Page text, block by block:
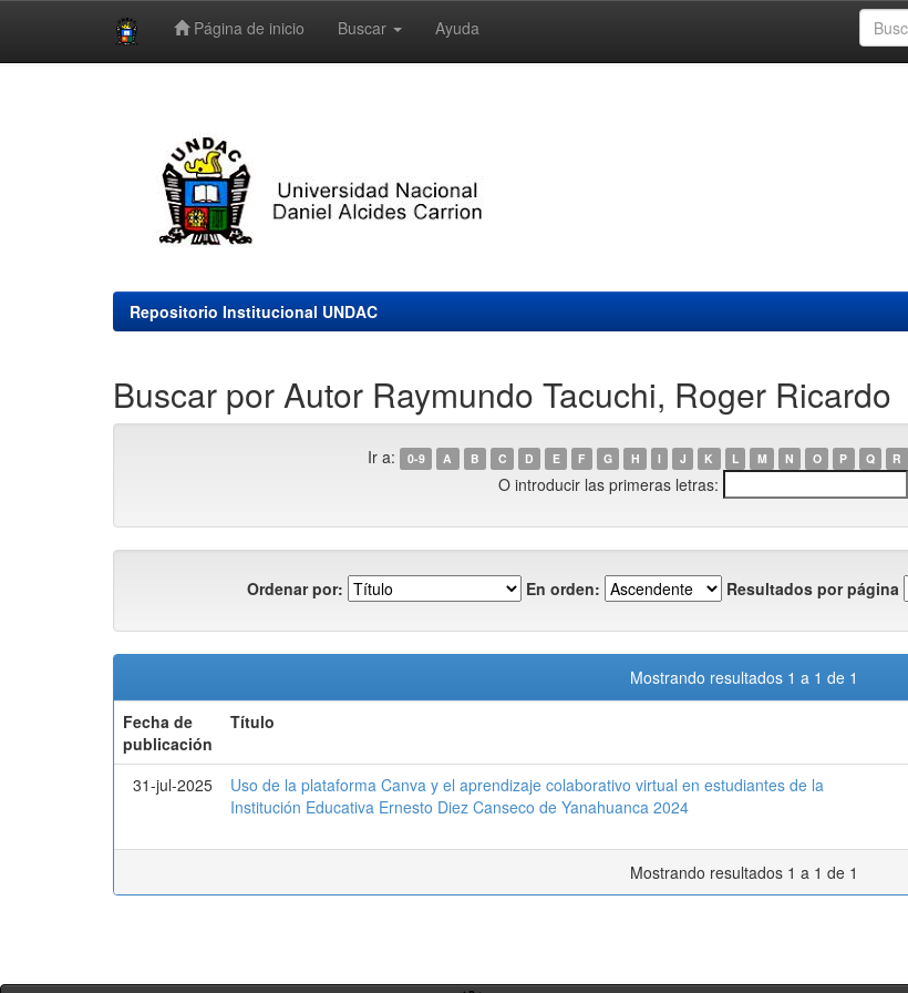
Página de inicio Buscar Ayuda
Repositorio Institucional UNDAC
Buscar por Autor Raymundo Tacuchi, Roger Ricardo
Ir a: 0-9 A B C D E F G H I J K L M N O P Q R
O introducir las primeras letras:
Ordenar por: En orden: Resultados por página
Mostrando resultados 1 a 1 de 1
Fecha de
publicación
Título
31-jul-2025
Uso de la plataforma Canva y el aprendizaje colaborativo virtual en estudiantes de la
Institución Educativa Ernesto Diez Canseco de Yanahuanca 2024
Mostrando resultados 1 a 1 de 1